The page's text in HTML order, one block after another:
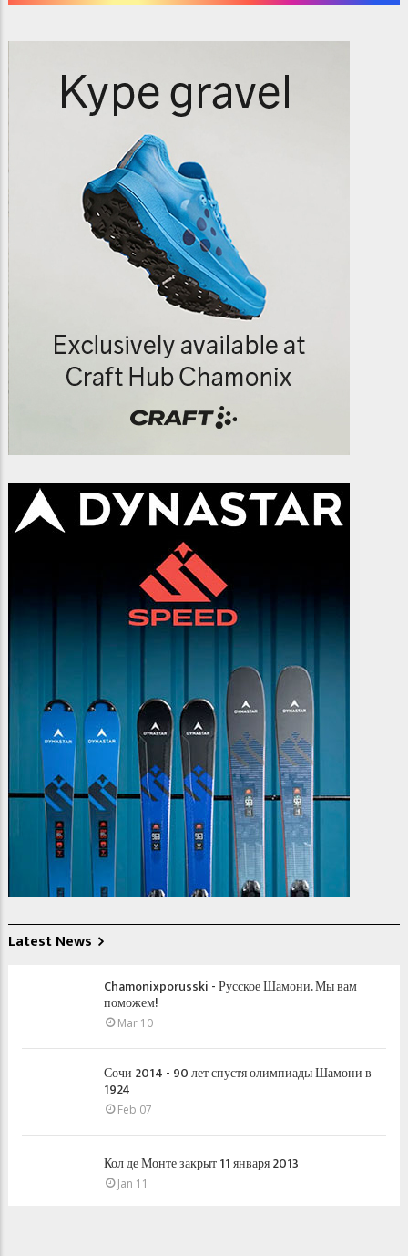
Latest News
Chamonixporusski - Русское Шамони. Мы вам
поможем!
Mar 10
Сочи 2014 - 90 лет спустя олимпиады Шамони в
1924
Feb 07
Кол де Монте закрыт 11 января 2013
Jan 11